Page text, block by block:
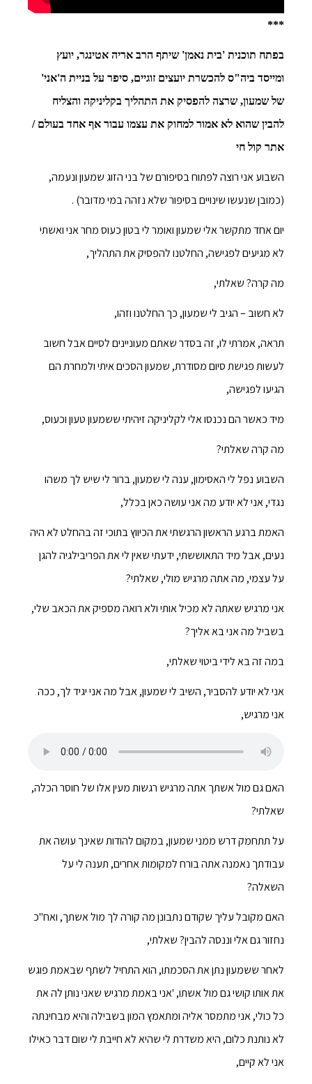
***
בפתח תוכנית 'בית נאמן' שיתף הרב אריה אטינגר, יועץ
ומייסד ביה"ס להכשרת יועצים זוגיים, סיפר על בניית ה'אני'
של שמעון, שרצה להפסיק את התהליך בקליניקה והצליח
להבין שהוא לא אמור למחוק את עצמו עבור אף אחד בעולם /
אתר קול חי
השבוע אני רוצה לפתוח בסיפורם של בני הזוג שמעון ונעמה,
(כמובן שנעשו שינויים בסיפור שלא נזהה במי מדובר) .
יום אחד מתקשר אלי שמעון ואומר לי בטון כעוס מחר אני ואשתי
לא מגיעים לפגישה, החלטנו להפסיק את התהליך,
מה קרה? שאלתי,
לא חשוב – הגיב לי שמעון, כך החלטנו וזהו,
תראה, אמרתי לו, זה בסדר שאתם מעוניינים לסיים אבל חשוב
לעשות פגישת סיום מסודרת, שמעון הסכים איתי ולמחרת הם
הגיעו לפגישה,
מיד כאשר הם נכנסו אלי לקליניקה זיהיתי ששמעון טעון וכעוס,
מה קרה שאלתי?
השבוע נפל לי האסימון, ענה לי שמעון, ברור לי שיש לך משהו
נגדי, אני לא יודע מה אני עושה כאן בכלל,
האמת ברגע הראשון הרגשתי את הכיווץ בתוכי זה בהחלט לא היה
נעים, אבל מיד התאוששתי, ידעתי שאין לי את הפריבילגיה להגן
על עצמי, מה אתה מרגיש מולי, שאלתי?
אני מרגיש שאתה לא מכיל אותי ולא רואה מספיק את הכאב שלי,
בשביל מה אני בא אליך?
במה זה בא לידי ביטוי שאלתי,
אני לא יודע להסביר, השיב לי שמעון, אבל מה אני יגיד לך, ככה
אני מרגיש,
האם גם מול אשתך אתה מרגיש רגשות מעין אלו של חוסר הכלה,
שאלתי?
על תתחמק דרש ממני שמעון, במקום להודות שאינך עושה את
עבודתך נאמנה אתה בורח למקומות אחרים, תענה לי על
השאלה?
האם מקובל עליך שקודם נתבונן מה קורה לך מול אשתך, ואח"כ
נחזור גם אלי וננסה להבין? שאלתי,
לאחר ששמעון נתן את הסכמתו, הוא התחיל לשתף שבאמת פוגש
את אותו קושי גם מול אשתו, 'אני באמת מרגיש שאני נותן לה את
כל כולי, אני מתמסר אליה ומתאמץ המון בשבילה והיא מבחינתה
לא נותנת כלום, היא משדרת לי שהיא לא חייבת לי שום דבר כאילו
אני לא קיים,